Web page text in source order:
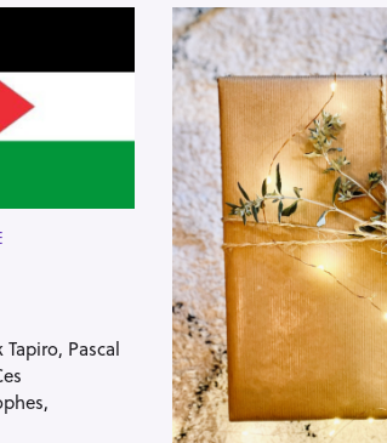
Pascal